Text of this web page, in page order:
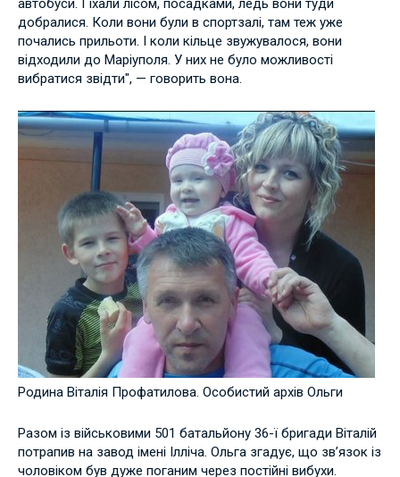
добралися. Коли вони були в спортзалі, там теж уже
почались прильоти. І коли кільце звужувалося, вони
відходили до Маріуполя. У них не було можливості
вибратися звідти", — говорить вона.
Родина Віталія Профатилова. Особистий архів Ольги
Разом із військовими 501 батальйону 36-ї бригади Віталій
потрапив на завод імені Ілліча. Ольга згадує, що зв’язок із
чоловіком був дуже поганим через постійні вибухи.